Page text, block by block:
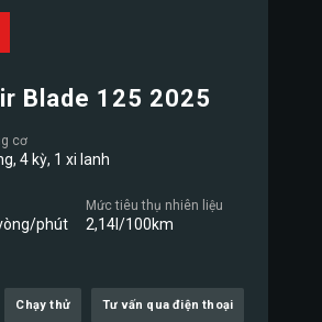
Blade 125 2025
cơ
4 kỳ, 1 xi lanh
phút
Mức tiêu thụ nhiên liệu
2,14l/100km
Chạy thử Tư vấn qua điện thoại